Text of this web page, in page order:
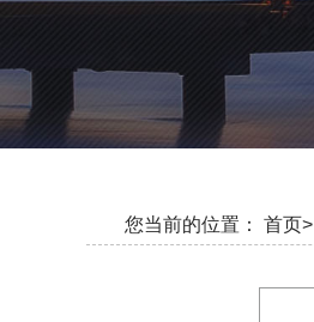
您当前的位置： 首页>